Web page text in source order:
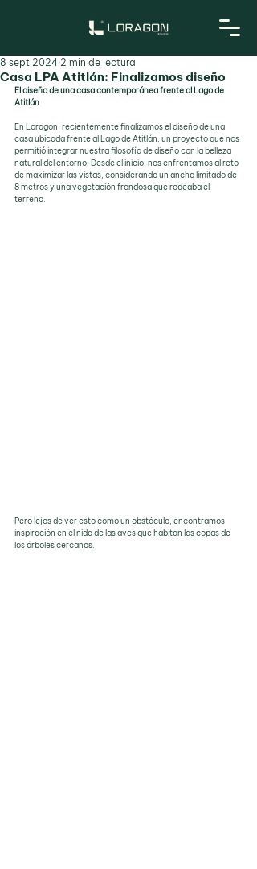
Casa LPA Atitlán: Finalizamos diseño
8 sept 2024 2 min de lectura
El diseño de una casa contemporánea frente al Lago de
Atitlán
En Loragon, recientemente finalizamos el diseño de una
casa ubicada frente al Lago de Atitlán, un proyecto que nos
permitió integrar nuestra filosofía de diseño con la belleza
natural del entorno. Desde el inicio, nos enfrentamos al reto
de maximizar las vistas, considerando un ancho limitado de
8 metros y una vegetación frondosa que rodeaba el
terreno.
Pero lejos de ver esto como un obstáculo, encontramos
inspiración en el nido de las aves que habitan las copas de
los árboles cercanos.